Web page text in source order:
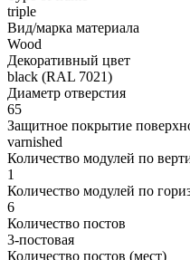
triple
Вид/марка материала
Wood
Декоративный цвет
black (RAL 7021)
Диаметр отверстия
65
Защитное покрытие
varnished
Количество модулей по
1
Количество модулей по
6
Количество постов
3-постовая
Количество постов (мест)